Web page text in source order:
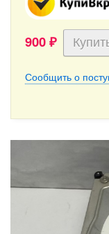
900 ₽
Сообщить о